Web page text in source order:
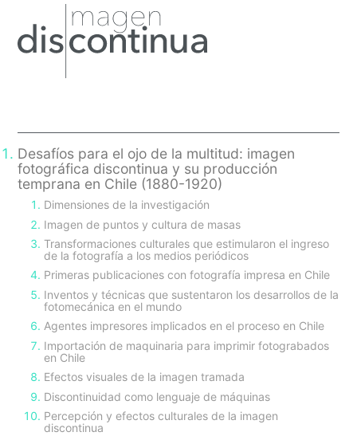
Primary
Sidebar
Desafíos para el ojo de la multitud: imagen
fotográfica discontinua y su producción
temprana en Chile (1880-1920)
Dimensiones de la investigación
Imagen de puntos y cultura de masas
Transformaciones culturales que estimularon el ingreso
de la fotografía a los medios periódicos
Primeras publicaciones con fotografía impresa en Chile
Inventos y técnicas que sustentaron los desarrollos de la
fotomecánica en el mundo
Agentes impresores implicados en el proceso en Chile
Importación de maquinaria para imprimir fotograbados
en Chile
Efectos visuales de la imagen tramada
Discontinuidad como lenguaje de máquinas
Percepción y efectos culturales de la imagen
discontinua